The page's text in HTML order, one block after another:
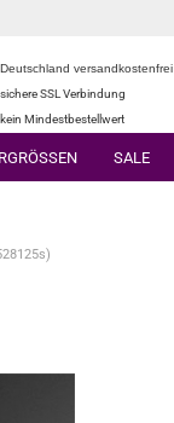
Deutschland versandkostenfrei
sichere SSL Verbindung
kein Mindestbestellwert
SALE